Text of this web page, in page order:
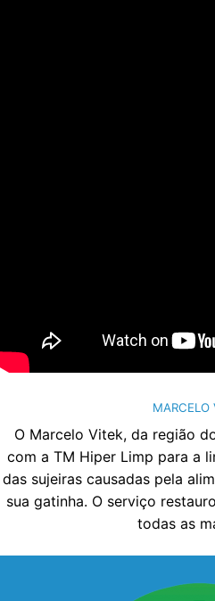
MARCELO
O Marcelo Vitek, da região
com a TM Hiper Limp para a
das sujeiras causadas pela
sua gatinha. O serviço
todas as